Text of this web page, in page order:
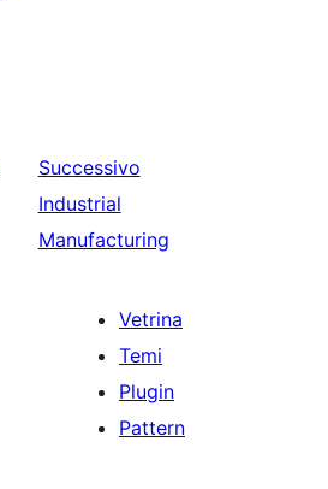
Successivo
Industrial
Manufacturing
Vetrina
Temi
Plugin
Pattern